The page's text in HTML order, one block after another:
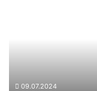
09.07.2024